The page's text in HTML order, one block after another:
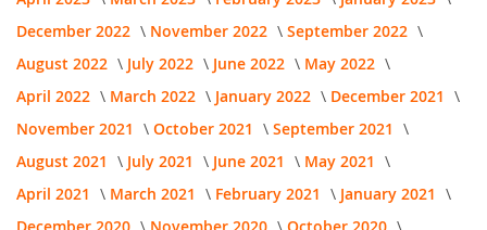
December 2022
November 2022
September 2022
August 2022
July 2022 June 2022
May 2022
April 2022
March 2022 January 2022
December 2021
November 2021
October 2021
September 2021
August 2021
July 2021 June 2021
May 2021
April 2021
March 2021 February 2021
January 2021